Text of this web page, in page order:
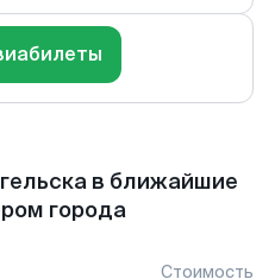
в ближайшие
города
Стоимость